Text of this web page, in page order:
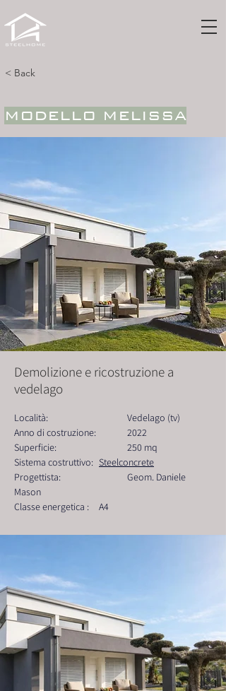
< Back
MODELLO MELISSA
Demolizione e ricostruzione a
vedelago
Località: 			Vedelago (tv)
Anno di costruzione: 	2022
Superficie:  			250 mq
Steelconcrete
Progettista: 			Geom. Daniele
Mason
Classe energetica : 	A4